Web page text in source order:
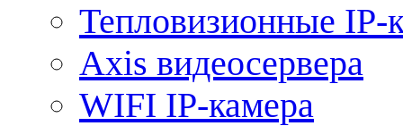
Тепловизионные IP-
Axis видеосервера
WIFI IP-камера